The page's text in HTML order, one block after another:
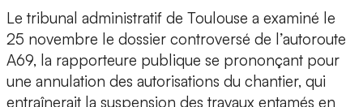
Le tribunal administratif de Toulouse a examiné le
25 novembre le dossier controversé de l’autoroute
A69, la rapporteure publique se prononçant pour
une annulation des autorisations du chantier, qui
entraînerait la suspension des travaux entamés en